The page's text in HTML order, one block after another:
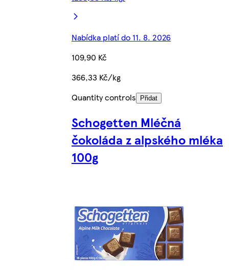
Nabídka platí do 11. 8. 2026
109,90 Kč
366,33 Kč/kg
Quantity controls
Přidat
Schogetten Mléčná
čokoláda z alpského mléka
100g